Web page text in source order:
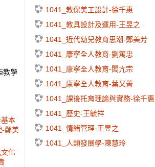
1041_教保美工設計-徐千惠
1041_教具設計及運用-王昱之
1041_近代幼兒教育思潮-鄭美芳
1041_康寧全人教育-劉篤忠
1041_康寧全人教育-閻亢宗
1041_康寧全人教育-葉又菁
1041_課後托育理論與實務-徐千惠
1041_歷史-王毓祥
1041_情緒管理-王昱之
1041_人類發展學-陳慧玲
教學
本
-鄭美
化